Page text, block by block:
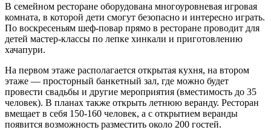
В семейном ресторане оборудована многоуровневая игровая
комната, в которой дети смогут безопасно и интересно играть.
По воскресеньям шеф-повар прямо в ресторане проводит для
детей мастер-классы по лепке хинкали и приготовлению
хачапури.
На первом этаже располагается открытая кухня, на втором
этаже — просторный банкетный зал, где можно будет
провести свадьбы и другие мероприятия (вместимость до 35
человек). В планах также открыть летнюю веранду. Ресторан
вмещает в себя 150-160 человек, а с открытием веранды
появится возможность разместить около 200 гостей.